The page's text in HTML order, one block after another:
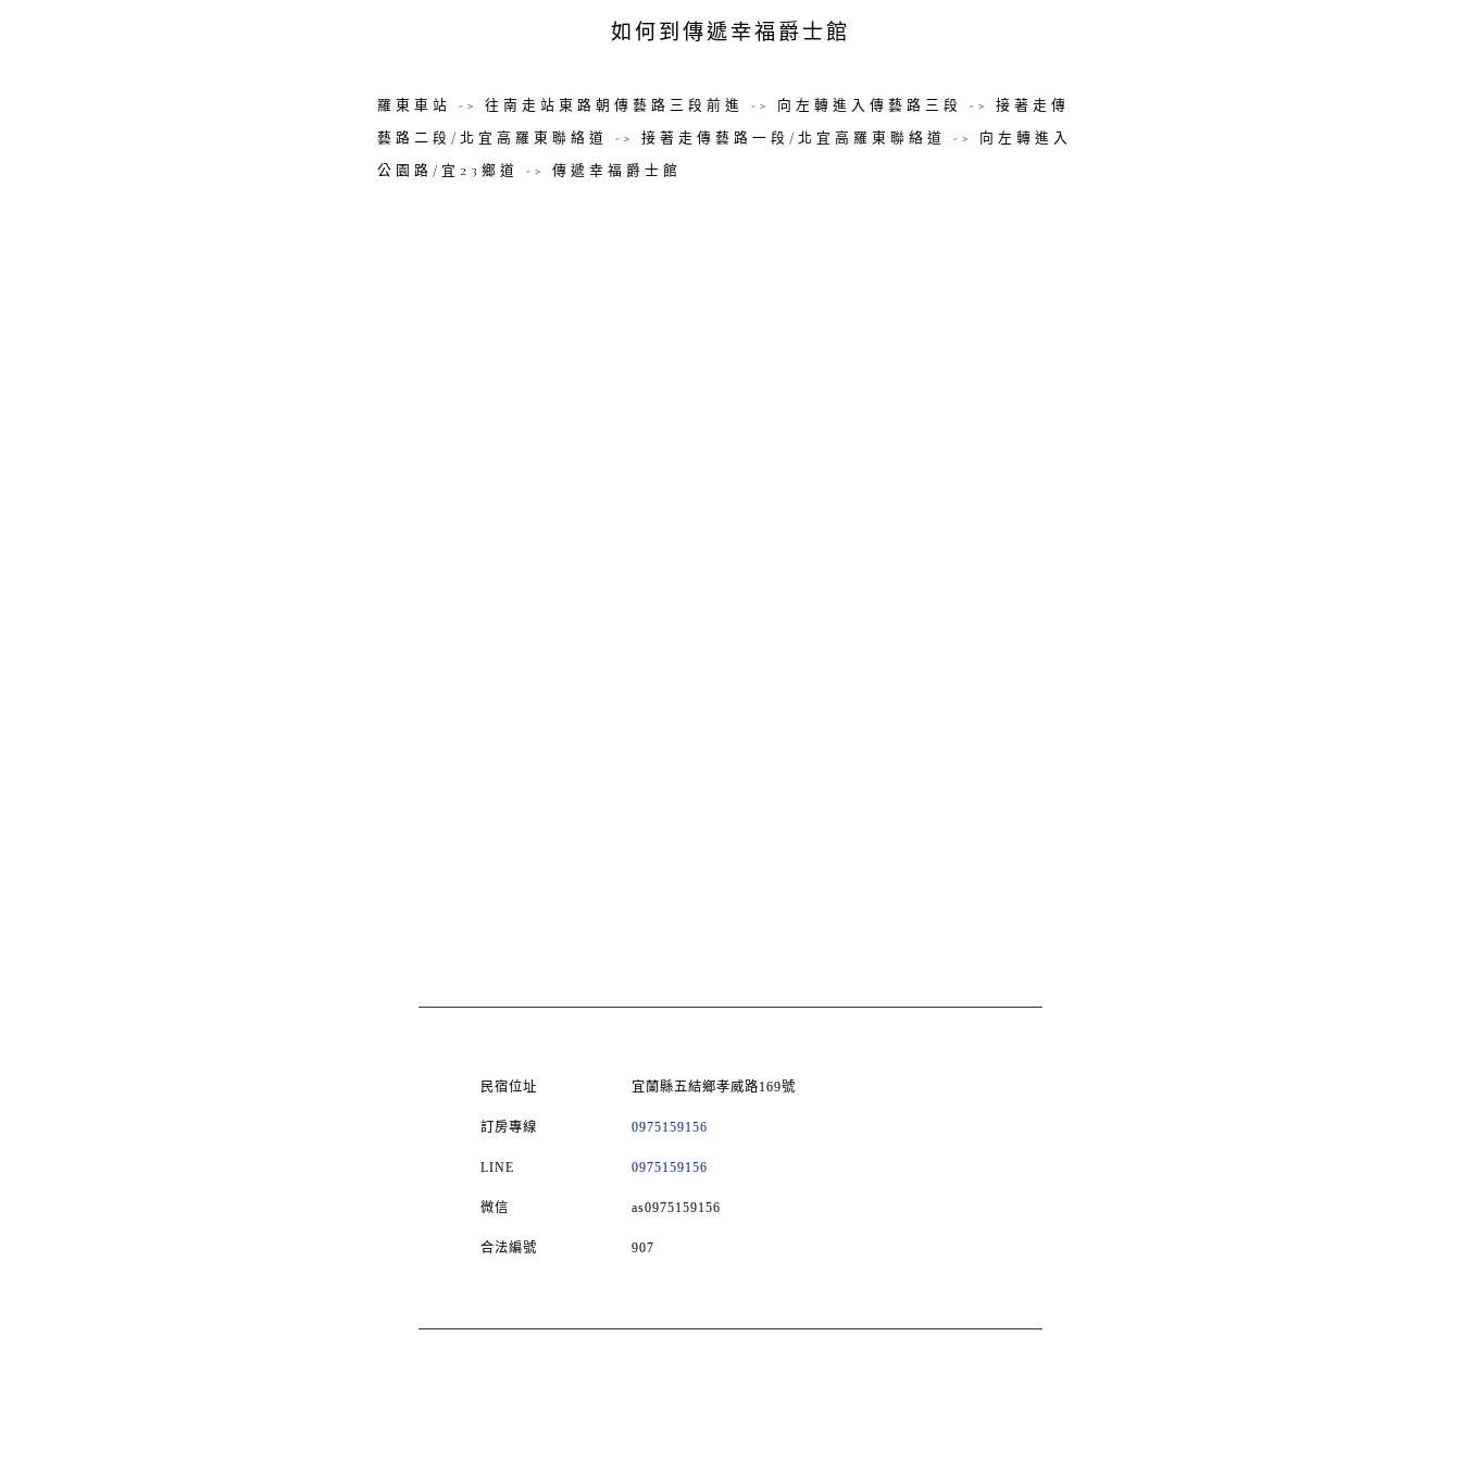
如何到傳遞幸福爵士館
羅東車站 -> 往南走站東路朝傳藝路三段前進 -> 向左轉進入傳藝路三段 -> 接著走傳
藝路二段/北宜高羅東聯絡道 -> 接著走傳藝路一段/北宜高羅東聯絡道 -> 向左轉進入
公園路/宜23鄉道 -> 傳遞幸福爵士館
民宿位址 宜蘭縣五結鄉孝威路169號
訂房專線 0975159156
LINE 0975159156
微信 as0975159156
合法編號 907